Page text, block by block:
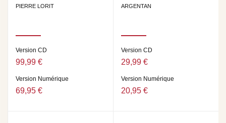
PIERRE LORIT
Version CD
99,99 €
Version Numérique
69,95 €
ARGENTAN
Version CD
29,99 €
Version Numérique
20,95 €